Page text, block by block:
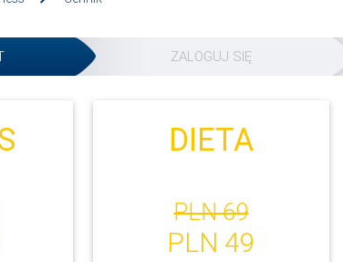
ZALOGUJ SIĘ
DIETA
PLN 69
PLN 49